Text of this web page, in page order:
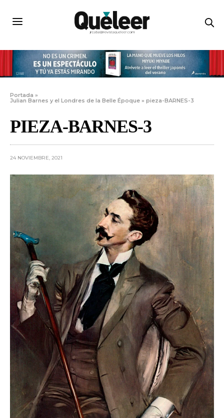
Portada »
Julian Barnes y el Londres de la Belle Époque »pieza-BARNES-3
PIEZA-BARNES-3
24 NOVIEMBRE, 2021